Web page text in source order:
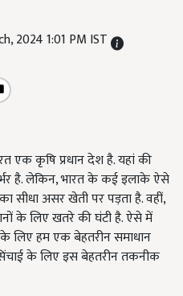
2024 1:01 PM IST
एक कृषि प्रधान देश है. यहां की
है. लेकिन, भारत के कई इलाके ऐसे
सीधा असर खेती पर पड़ता है. वहीं,
के लिए खतरे की घंटी है. ऐसे में
लिए हम एक बेहतरीन समाधान
के लिए इस बेहतरीन तकनीक